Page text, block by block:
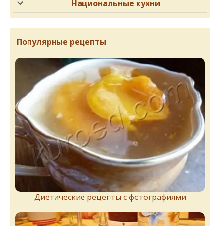
Национальные кухни
Популярные рецепты
Диетические рецепты с фотографиями